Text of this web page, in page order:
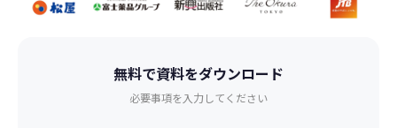
無料で資料をダウンロード
必要事項を入力してください